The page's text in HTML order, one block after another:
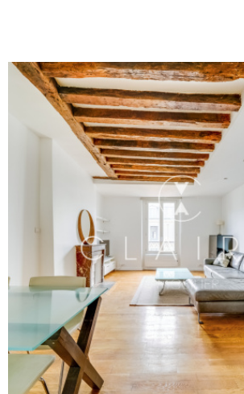
quartier Montorgueil, tout en profitant
paisible à l'abri de l'agitation parisienne.
pour un premier achat, un pied-à-terre
investissement locatif de qualité dans l'un
vivants et recherchés de la capitale. libre
atouts : Emplacement exceptionnel au
étage Sur cour, au calme Salle d'eau
demande locative Commerces et
immédiate Les informations sur les risques
exposé sont disponibles sur le site
VOIR LE BIEN